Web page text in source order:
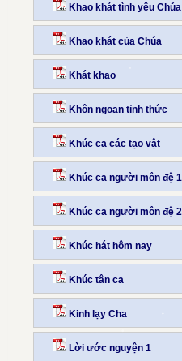
Khao khát tình yêu Chúa
Khao khát của Chúa
Khát khao
Khôn ngoan tỉnh thức
Khúc ca các tạo vật
Khúc ca người môn đệ 1
Khúc ca người môn đệ 2
Khúc hát hôm nay
Khúc tân ca
Kinh lạy Cha
Lời ước nguyện 1